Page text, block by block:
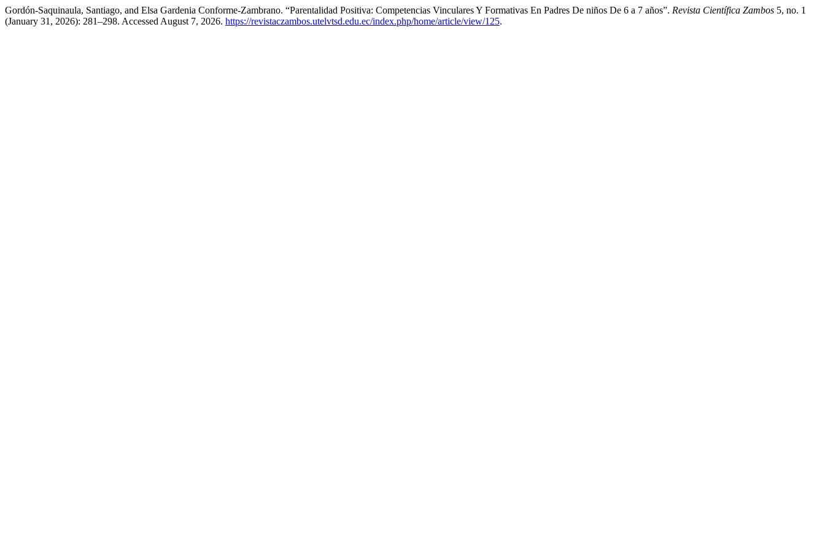
Gordón-Saquinaula, Santiago, and Elsa Gardenia Conforme-Zambrano. “Parentalidad Positiva: Competencias Vinculares Y Formativas En Padres De niños De 6 a 7 años”. Revista Científica Zambos 5, no. 1
(January 31, 2026): 281–298. Accessed August 7, 2026. https://revistaczambos.utelvtsd.edu.ec/index.php/home/article/view/125.